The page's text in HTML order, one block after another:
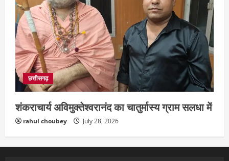
छत्तीसगढ़
शंकराचार्य अविमुक्तेश्वरानंद का चातुर्मास्य ग्राम सलधा में
rahul choubey July 28, 2026